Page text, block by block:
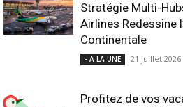
Stratégie Multi-
Airlines Redessine
Continentale
- A LA UNE 21 juillet 2026
Profitez de vos